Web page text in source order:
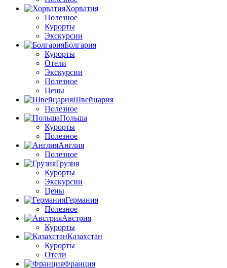
Хорватия
Полезное
Курорты
Экскурсии
Болгария
Курорты
Отели
Экскурсии
Полезное
Цены
Швейцария
Полезное
Польша
Курорты
Полезное
Англия
Полезное
Грузия
Курорты
Экскурсии
Цены
Германия
Полезное
Австрия
Курорты
Казахстан
Курорты
Отели
Франция